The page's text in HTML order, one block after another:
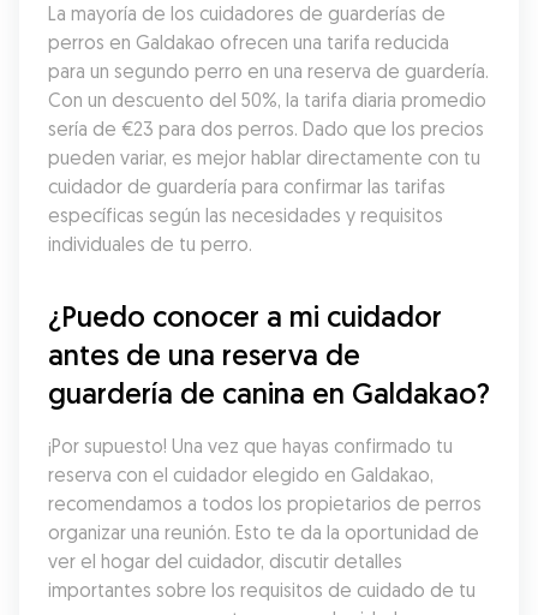
La mayoría de los cuidadores de guarderías de
perros en Galdakao ofrecen una tarifa reducida
para un segundo perro en una reserva de guardería.
Con un descuento del 50%, la tarifa diaria promedio
sería de €23 para dos perros. Dado que los precios
pueden variar, es mejor hablar directamente con tu
cuidador de guardería para confirmar las tarifas
específicas según las necesidades y requisitos
individuales de tu perro.
¿Puedo conocer a mi cuidador
antes de una reserva de
guardería de canina en Galdakao?
¡Por supuesto! Una vez que hayas confirmado tu
reserva con el cuidador elegido en Galdakao,
recomendamos a todos los propietarios de perros
organizar una reunión. Esto te da la oportunidad de
ver el hogar del cuidador, discutir detalles
importantes sobre los requisitos de cuidado de tu